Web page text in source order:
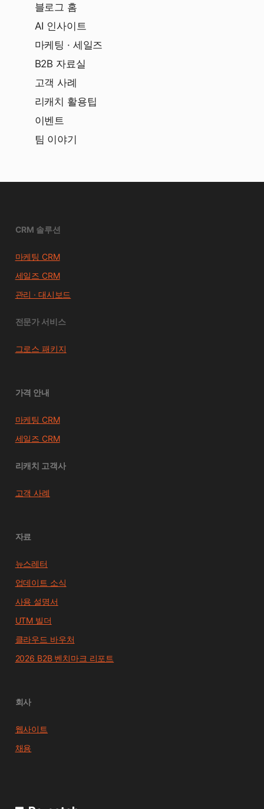
블로그 홈
AI 인사이트
마케팅 · 세일즈
B2B 자료실
고객 사례
리캐치 활용팁
이벤트
팀 이야기
CRM 솔루션
마케팅 CRM
세일즈 CRM
관리 · 대시보드
전문가 서비스
그로스 패키지
가격 안내
마케팅 CRM
세일즈 CRM
리캐치 고객사
고객 사례
자료
뉴스레터
업데이트 소식
사용 설명서
UTM 빌더
클라우드 바우처
2026 B2B 벤치마크 리포트
회사
웹사이트
채용